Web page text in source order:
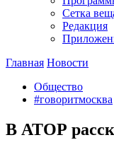
Сетка
Редакция
Главная Новости
Общество
#говоритмосква
В АТОР